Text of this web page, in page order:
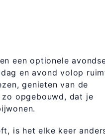
een optionele
en avond volop
genieten van de
opgebouwd, dat je
is het elke keer